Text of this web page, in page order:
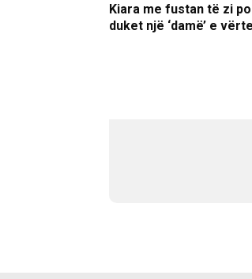
Kiara me fustan të zi po
duket një ‘damë’ e